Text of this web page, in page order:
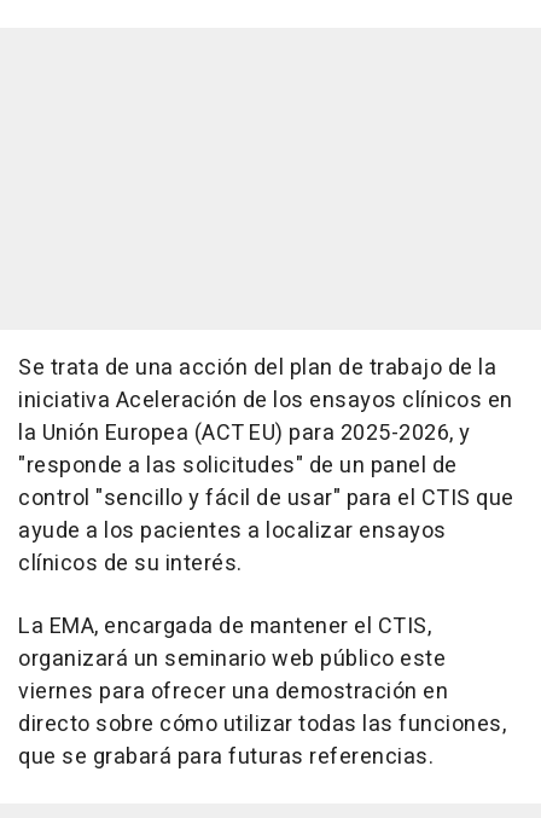
Se trata de una acción del plan de trabajo de la
iniciativa Aceleración de los ensayos clínicos en
la Unión Europea (ACT EU) para 2025-2026, y
"responde a las solicitudes" de un panel de
control "sencillo y fácil de usar" para el CTIS que
ayude a los pacientes a localizar ensayos
clínicos de su interés.
La EMA, encargada de mantener el CTIS,
organizará un seminario web público este
viernes para ofrecer una demostración en
directo sobre cómo utilizar todas las funciones,
que se grabará para futuras referencias.